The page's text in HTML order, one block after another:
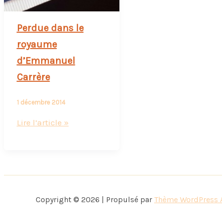
Perdue dans le
royaume
d’Emmanuel
Carrère
1 décembre 2014
Perdue
d’Emmanuel
Lire l’article »
Copyright © 2026 | Propulsé par Thème WordPress